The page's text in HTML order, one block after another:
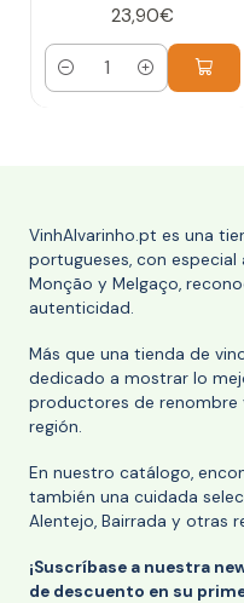
23,90€
Cantidad
VinhAlvarinho.pt es una
portugueses, con
Monção y Melgaço,
autenticidad.
Más que una tienda de
dedicado a mostrar lo
productores de renombre
región.
En nuestro catálogo,
también una cuidada
Alentejo, Bairrada y otras
¡Suscríbase a nuestra
de descuento en su